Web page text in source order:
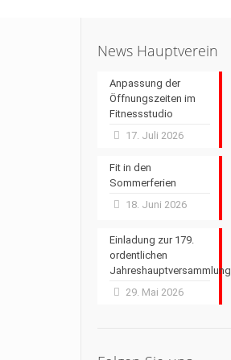
News Hauptverein
Anpassung der
Öffnungszeiten im
Fitnessstudio
17. Juli 2026
Fit in den
Sommerferien
18. Juni 2026
Einladung zur 179.
ordentlichen
Jahreshauptversammlung
29. Mai 2026